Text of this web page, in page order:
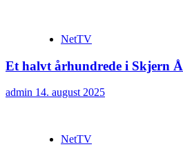
NetTV
Et halvt århundrede i Skjern Å
admin 14. august 2025
NetTV